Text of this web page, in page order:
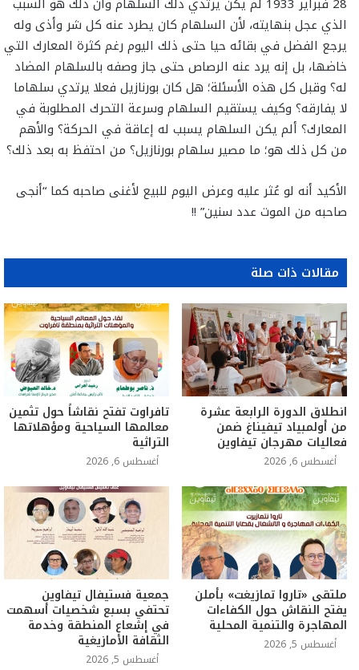
الذي عجل بنهايته، لأن السلهام كان يطرد عنه كل شر وأذى وله
يرجع الفضل في بقائه حيا حتى ذلك اليوم رغم كثرة المعارك التي
خاضها، بل إنه يرد عنه الرصاص حتى جاز وصفه بالسلهام المضاد
له؟ وقبل كل هذه الأسئلة؛ هل كان بورنازيل فعلا يرتدي سلهاما
لا يفارقه؟ وكيف يستقيم السلهام وسرعة التحرك المطلوبة في
المعارك؟ ألم يكن السلهام يسبب له إعاقة في الحركة؟ والأهم
من كل ذلك هو؛ ما مصير سلهام بورنازيل؟ من احتفظ به بعد ذلك؟
الأكيد أنه لو عُثر عليه وعرض اليوم للبيع لأغنى صاحبه كما “أنجى
صاحبه من الموت عدد سنين” !!
مقالات ذات صلة
انطلاق الدورة الرابعة عشرة
من أولمبياد تيفيناغ ضمن
فعاليات مهرجان تيفاوين
أغسطس 6, 2026
تافراوت تفتح نقاشاً حول تثمين
معالمها السياحية ومؤهلاتها
التراثية
أغسطس 6, 2026
ملتقى «تاروا تمازيغت» بأملن
يفتح النقاش حول الكفاءات
المهاجرة والتنمية المحلية
أغسطس 5, 2026
جمعية فستيفال تيفاوين
تحتفي بسبع شخصيات أسهمت
في إشعاع المنطقة وخدمة
الثقافة الأمازيغية
أغسطس 5, 2026